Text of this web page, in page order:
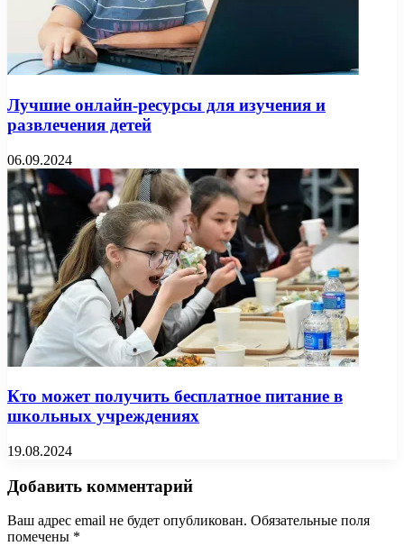
Лучшие онлайн-ресурсы для изучения и
развлечения детей
06.09.2024
Кто может получить бесплатное питание в
школьных учреждениях
19.08.2024
Добавить комментарий
Ваш адрес email не будет опубликован. Обязательные поля
помечены *